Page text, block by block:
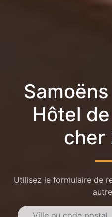
Hôtel
cher
Utilisez le formulaire de